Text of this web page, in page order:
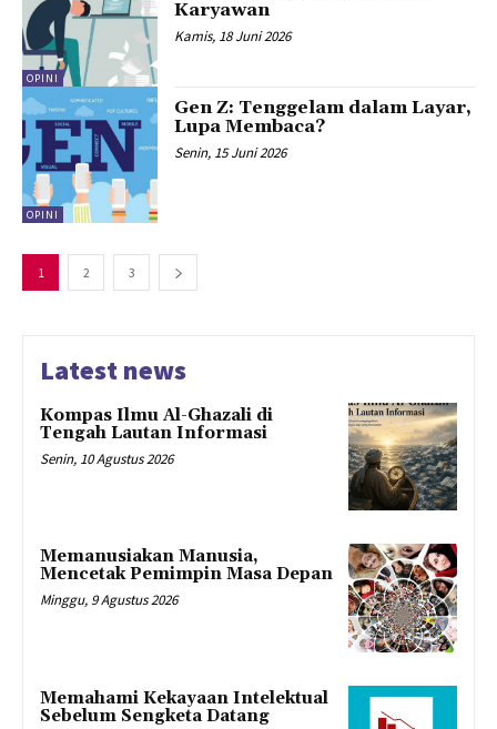
OPINI
Karyawan
Kamis, 18 Juni 2026
OPINI
Gen Z: Tenggelam dalam Layar,
Lupa Membaca?
Senin, 15 Juni 2026
1 2 3
Latest news
Kompas Ilmu Al-Ghazali di
Tengah Lautan Informasi
Senin, 10 Agustus 2026
Memanusiakan Manusia,
Mencetak Pemimpin Masa Depan
Minggu, 9 Agustus 2026
Memahami Kekayaan Intelektual
Sebelum Sengketa Datang